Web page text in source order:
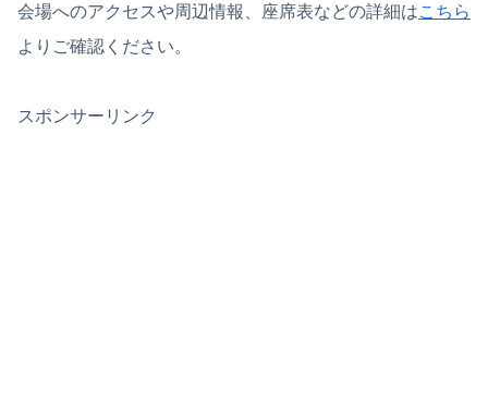
会場へのアクセスや周辺情報、座席表などの詳細はこちら
よりご確認ください。
スポンサーリンク